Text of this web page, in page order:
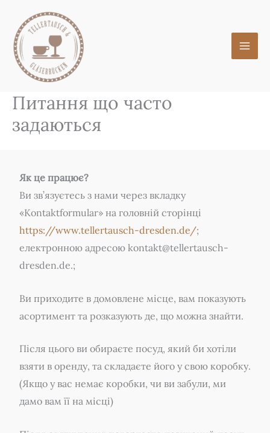
Inhalt
springen
Питання що часто
задаються
Як це працює?
Ви зв’язуєтесь з нами через вкладку
«Kontaktformular» на головній сторінці
https://www.tellertausch-dresden.de/;
електронною адресою kontakt@tellertausch-
dresden.de.;
Ви приходите в домовлене місце, вам показують
асортимент та розказують де, що можна знайти.
Після цього ви обираєте посуд, який би хотіли
взяти в оренду, та складаєте його у свою коробку.
(Якщо у вас немає коробки, чи ви забули, ми
дамо вам її на місці)